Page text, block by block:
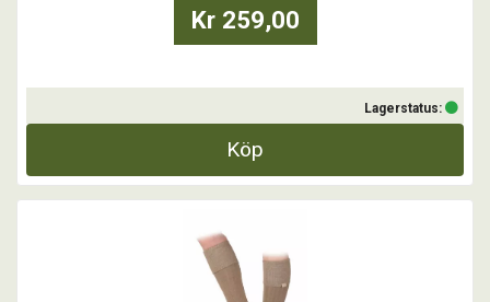
Kr 259,00
Lagerstatus:
Köp